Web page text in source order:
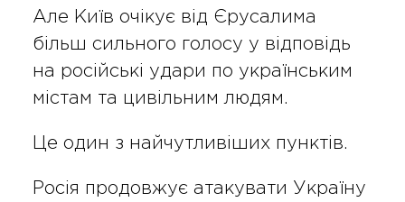
Але Київ очікує від Єрусалима
більш сильного голосу у відповідь
на російські удари по українським
містам та цивільним людям.
Це один з найчутливіших пунктів.
Росія продовжує атакувати Україну